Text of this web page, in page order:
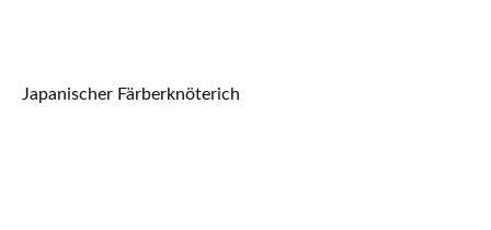
Japanischer Färberknöterich